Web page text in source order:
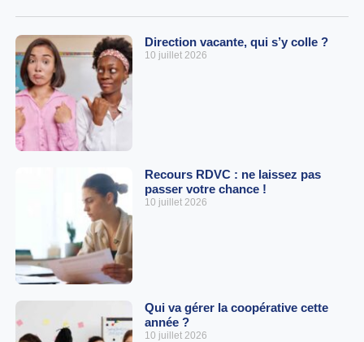
Direction vacante, qui s’y colle ?
10 juillet 2026
Recours RDVC : ne laissez pas
passer votre chance !
10 juillet 2026
Qui va gérer la coopérative cette
année ?
10 juillet 2026